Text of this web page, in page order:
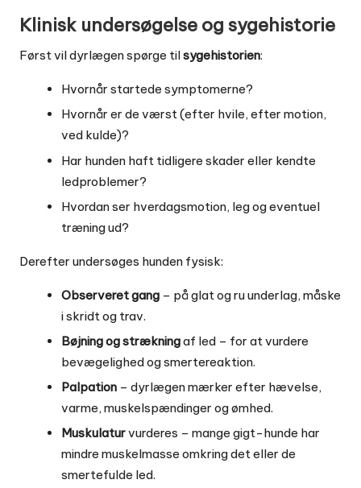
Klinisk undersøgelse og sygehistorie
Først vil dyrlægen spørge tilsygehistorien:
Hvornår startede symptomerne?
Hvornår er de værst (efter hvile, efter motion,
ved kulde)?
Har hunden haft tidligere skader eller kendte
ledproblemer?
Hvordan ser hverdagsmotion, leg og eventuel
træning ud?
Derefter undersøges hunden fysisk:
Observeret gang – på glat og ru underlag, måske
i skridt og trav.
Bøjning og strækningaf led – for at vurdere
bevægelighed og smertereaktion.
Palpation – dyrlægen mærker efter hævelse,
varme, muskelspændinger og ømhed.
Muskulaturvurderes – mange gigt-hunde har
mindre muskelmasse omkring det eller de
smertefulde led.